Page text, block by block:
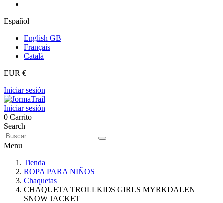
Español
English GB
Français
Català
EUR €
Iniciar sesión
Iniciar sesión
0 Carrito
Search
Menu
Tienda
ROPA PARA NIÑOS
Chaquetas
CHAQUETA TROLLKIDS GIRLS MYRKDALEN
SNOW JACKET